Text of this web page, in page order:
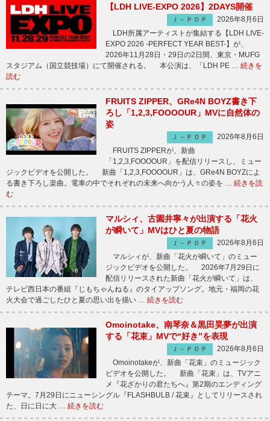
【LDH LIVE-EXPO 2026】2DAYS開催
Ｊ－ＰＯＰ
2026年8月6日
LDH所属アーティストが集結する【LDH LIVE-
EXPO 2026 -PERFECT YEAR BEST-】が、
2026年11月28日・29日の2日間、東京・MUFG
スタジアム（国立競技場）にて開催される。 本公演は、「LDH PE … 続きを
読む
FRUITS ZIPPER、GRe4N BOYZ書き下
ろし「1,2,3,FOOOOUR」MVに自然体の
姿
Ｊ－ＰＯＰ
2026年8月6日
FRUITS ZIPPERが、新曲
「1,2,3,FOOOOUR」を配信リリースし、ミュー
ジックビデオを公開した。 新曲「1,2,3,FOOOOUR」は、GRe4N BOYZによ
る書き下ろし楽曲。電車の中でそれぞれの未来へ向かう人々の姿を … 続きを読
む
マルシィ、古園井寧々が出演する「花火
が瞬いて」MVはひと夏の物語
Ｊ－ＰＯＰ
2026年8月6日
マルシィが、新曲「花火が瞬いて」のミュー
ジックビデオを公開した。 2026年7月29日に
配信リリースされた新曲「花火が瞬いて」は、
テレビ西日本の番組『じもちゃんねる』のタイアップソング。地元・福岡の花
火大会で過ごしたひと夏の思い出を描い … 続きを読む
Omoinotake、南琴奈＆黒田昊夢が出演
する「花束」MVで“好き”を表現
Ｊ－ＰＯＰ
2026年8月6日
Omoinotakeが、新曲「花束」のミュージック
ビデオを公開した。 新曲「花束」は、TVアニ
メ『花ざかりの君たちへ』第2期のエンディング
テーマ。7月29日にニューシングル『FLASHBULB / 花束』としてリリースされ
た、日に日に大 … 続きを読む